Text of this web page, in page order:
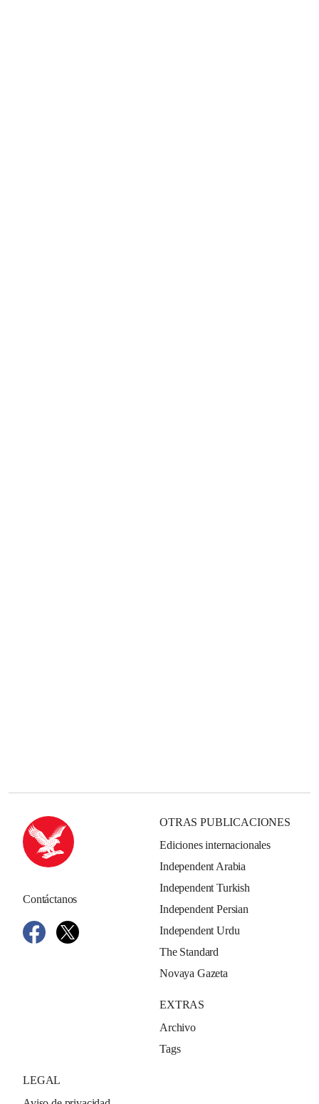
Contáctanos
OTRAS PUBLICACIONES
Ediciones internacionales
Independent Arabia
Independent Turkish
Independent Persian
Independent Urdu
The Standard
Novaya Gazeta
EXTRAS
Archivo
Tags
LEGAL